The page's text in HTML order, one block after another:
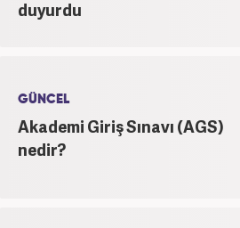
duyurdu
GÜNCEL
Akademi Giriş Sınavı (AGS)
nedir?